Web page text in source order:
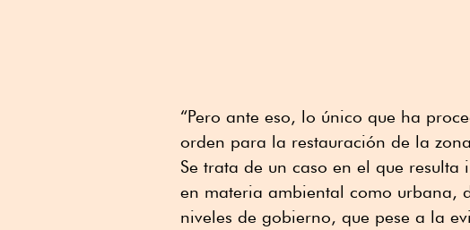
“Pero ante eso, lo único que ha
orden para la restauración de la
Se trata de un caso en el que
en materia ambiental como urbana,
niveles de gobierno, que pese a la